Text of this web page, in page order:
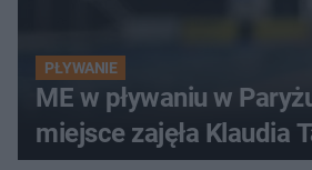
PŁYWANIE
ME w pływaniu w
miejsce zajęła Klaudia